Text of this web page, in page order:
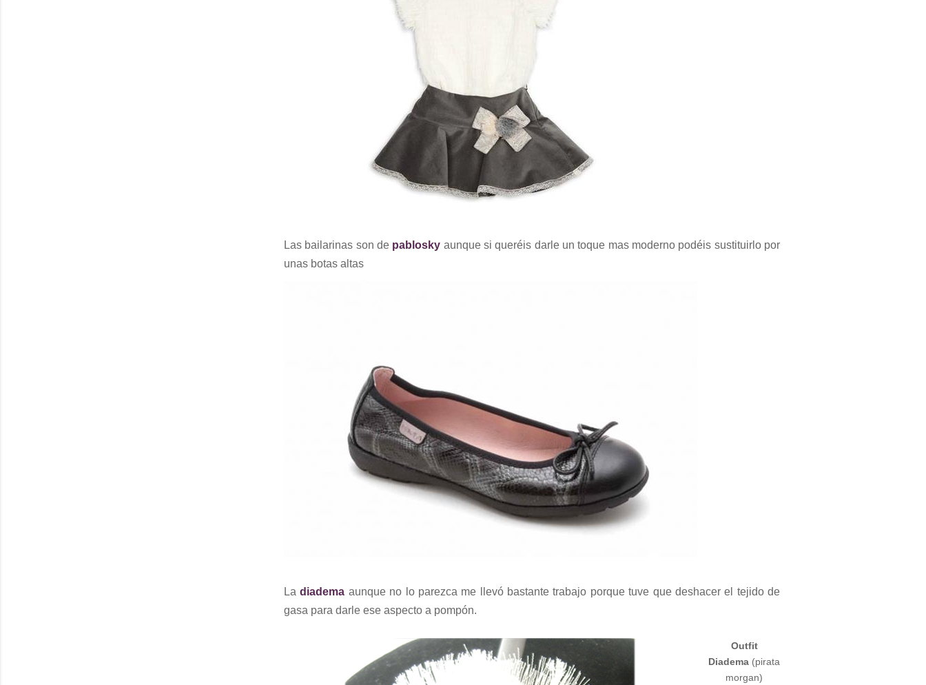
Las bailarinas son de pablosky aunque si queréis darle un toque mas moderno podéis sustituirlo por
unas botas altas
Ladiadema aunque no lo parezca me llevó bastante trabajo porque tuve que deshacer el tejido de
gasa para darle ese aspecto a pompón.
Outfit
Diadema (pirata
morgan)